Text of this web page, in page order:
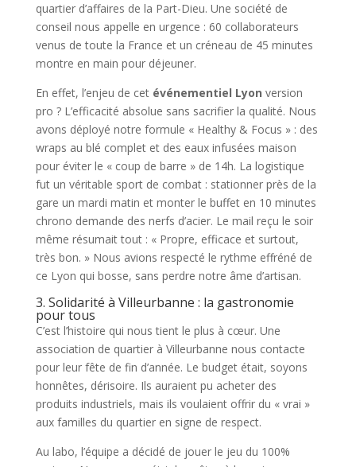
quartier d’affaires de la Part-Dieu. Une société de
conseil nous appelle en urgence : 60 collaborateurs
venus de toute la France et un créneau de 45 minutes
montre en main pour déjeuner.
En effet, l’enjeu de cet événementiel Lyon version
pro ? L’efficacité absolue sans sacrifier la qualité. Nous
avons déployé notre formule « Healthy & Focus » : des
wraps au blé complet et des eaux infusées maison
pour éviter le « coup de barre » de 14h. La logistique
fut un véritable sport de combat : stationner près de la
gare un mardi matin et monter le buffet en 10 minutes
chrono demande des nerfs d’acier. Le mail reçu le soir
même résumait tout : « Propre, efficace et surtout,
très bon. » Nous avions respecté le rythme effréné de
ce Lyon qui bosse, sans perdre notre âme d’artisan.
3. Solidarité à Villeurbanne : la gastronomie
pour tous
C’est l’histoire qui nous tient le plus à cœur. Une
association de quartier à Villeurbanne nous contacte
pour leur fête de fin d’année. Le budget était, soyons
honnêtes, dérisoire. Ils auraient pu acheter des
produits industriels, mais ils voulaient offrir du « vrai »
aux familles du quartier en signe de respect.
Au labo, l’équipe a décidé de jouer le jeu du 100%